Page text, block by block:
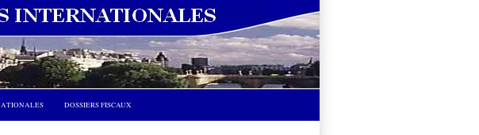
DOSSIERS FISCAUX